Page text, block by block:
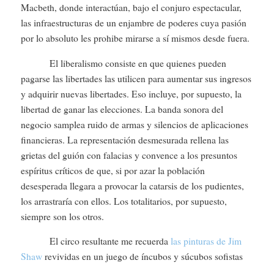
Macbeth, donde interactúan, bajo el conjuro espectacular,
las infraestructuras de un enjambre de poderes cuya pasión
por lo absoluto les prohibe mirarse a sí mismos desde fuera.
El liberalismo consiste en que quienes pueden
pagarse las libertades las utilicen para aumentar sus ingresos
y adquirir nuevas libertades. Eso incluye, por supuesto, la
libertad de ganar las elecciones. La banda sonora del
negocio samplea ruido de armas y silencios de aplicaciones
financieras. La representación desmesurada rellena las
grietas del guión con falacias y convence a los presuntos
espíritus críticos de que, si por azar la población
desesperada llegara a provocar la catarsis de los pudientes,
los arrastraría con ellos. Los totalitarios, por supuesto,
siempre son los otros.
El circo resultante me recuerda las pinturas de Jim
Shaw revividas en un juego de íncubos y súcubos sofistas